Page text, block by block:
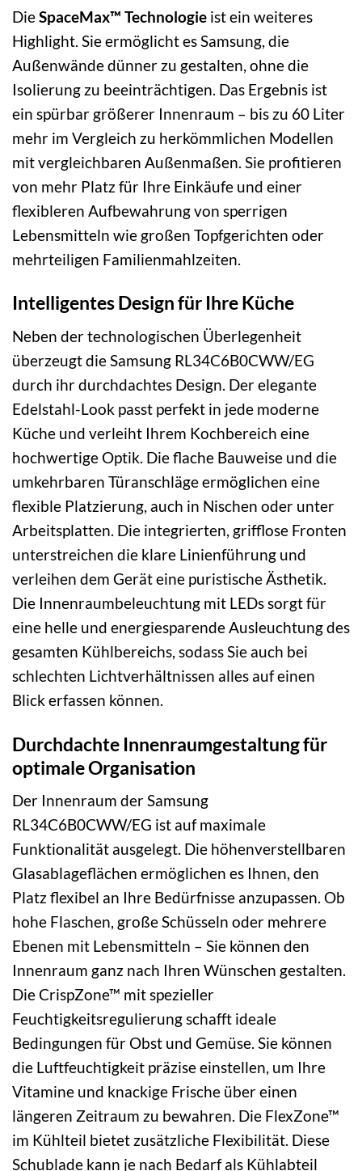
DieSpaceMax™ Technologie ist ein weiteres
Highlight. Sie ermöglicht es Samsung, die
Außenwände dünner zu gestalten, ohne die
Isolierung zu beeinträchtigen. Das Ergebnis ist
ein spürbar größerer Innenraum – bis zu 60 Liter
mehr im Vergleich zu herkömmlichen Modellen
mit vergleichbaren Außenmaßen. Sie profitieren
von mehr Platz für Ihre Einkäufe und einer
flexibleren Aufbewahrung von sperrigen
Lebensmitteln wie großen Topfgerichten oder
mehrteiligen Familienmahlzeiten.
Intelligentes Design für Ihre Küche
Neben der technologischen Überlegenheit
überzeugt die Samsung RL34C6B0CWW/EG
durch ihr durchdachtes Design. Der elegante
Edelstahl-Look passt perfekt in jede moderne
Küche und verleiht Ihrem Kochbereich eine
hochwertige Optik. Die flache Bauweise und die
umkehrbaren Türanschläge ermöglichen eine
flexible Platzierung, auch in Nischen oder unter
Arbeitsplatten. Die integrierten, grifflose Fronten
unterstreichen die klare Linienführung und
verleihen dem Gerät eine puristische Ästhetik.
Die Innenraumbeleuchtung mit LEDs sorgt für
eine helle und energiesparende Ausleuchtung des
gesamten Kühlbereichs, sodass Sie auch bei
schlechten Lichtverhältnissen alles auf einen
Blick erfassen können.
Durchdachte Innenraumgestaltung für
optimale Organisation
Der Innenraum der Samsung
RL34C6B0CWW/EG ist auf maximale
Funktionalität ausgelegt. Die höhenverstellbaren
Glasablageflächen ermöglichen es Ihnen, den
Platz flexibel an Ihre Bedürfnisse anzupassen. Ob
hohe Flaschen, große Schüsseln oder mehrere
Ebenen mit Lebensmitteln – Sie können den
Innenraum ganz nach Ihren Wünschen gestalten.
Die CrispZone™ mit spezieller
Feuchtigkeitsregulierung schafft ideale
Bedingungen für Obst und Gemüse. Sie können
die Luftfeuchtigkeit präzise einstellen, um Ihre
Vitamine und knackige Frische über einen
längeren Zeitraum zu bewahren. Die FlexZone™
im Kühlteil bietet zusätzliche Flexibilität. Diese
Schublade kann je nach Bedarf als Kühlabteil